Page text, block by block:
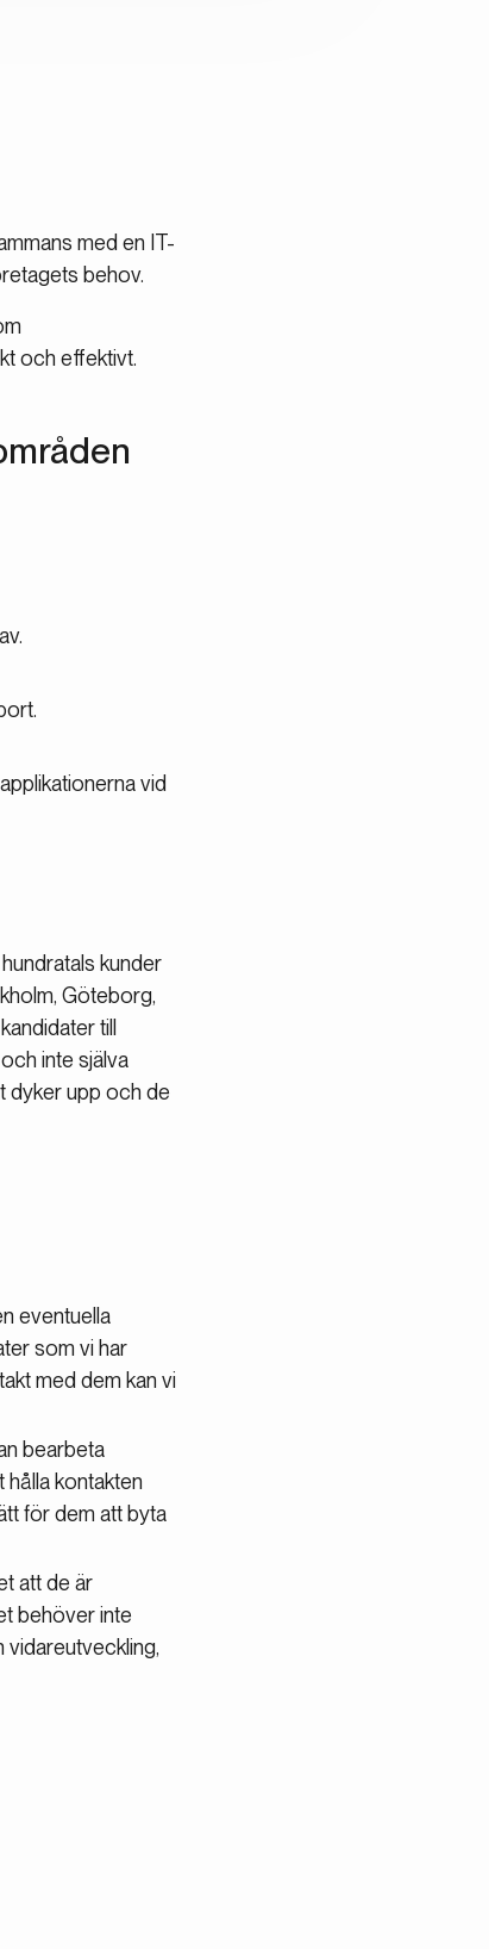
med en IT-
behov.
och effektivt.
vid
kunder
Göteborg,
till
inte själva
dyker upp och de
eventuella
som vi har
med dem kan vi
bearbeta
kontakten
för dem att byta
att de är
behöver inte
vidareutveckling,